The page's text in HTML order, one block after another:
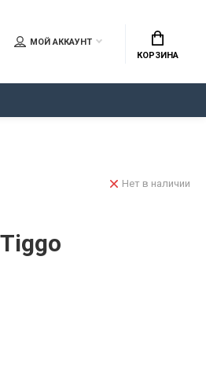
МОЙ АККАУНТ
КОРЗИНА
Нет в наличии